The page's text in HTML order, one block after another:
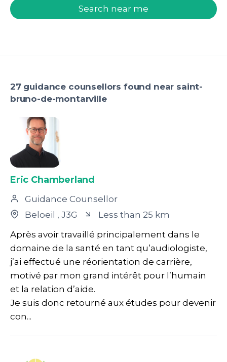
Search near me
27 guidance counsellors found near saint-
bruno-de-montarville
Eric Chamberland
Guidance Counsellor
Beloeil , J3G
Less than 25 km
Après avoir travaillé principalement dans le
domaine de la santé en tant qu’audiologiste,
j’ai effectué une réorientation de carrière,
motivé par mon grand intérêt pour l’humain
et la relation d’aide.
Je suis donc retourné aux études pour devenir
con...